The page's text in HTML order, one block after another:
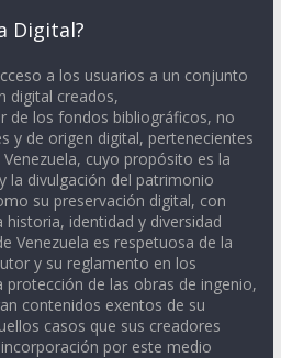
Digital?
a los usuarios a un conjunto
digital creados,
de los fondos bibliográficos, no
y de origen digital, pertenecientes
cuyo propósito es la
la divulgación del patrimonio
su preservación digital, con
historia, identidad y diversidad
Venezuela es respetuosa de la
y su reglamento en los
de las obras de ingenio,
contenidos exentos de su
casos que sus creadores
por este medio